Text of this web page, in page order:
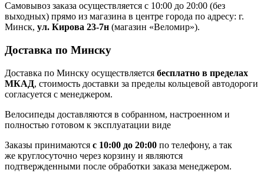
Самовывоз заказа осуществляется с 10:00 до 20:00 (без
выходных) прямо из магазина в центре города по адресу: г.
Минск, ул. Кирова 23-7н (магазин «Веломир»).
Доставка по Минску
Доставка по Минску осуществляется бесплатно в пределах
МКАД, стоимость доставки за пределы кольцевой автодороги
согласуется с менеджером.
Велосипеды доставляются в собранном, настроенном и
полностью готовом к эксплуатации виде
Заказы принимаются с 10:00 до 20:00 по телефону, а так
же круглосуточно через корзину и являются
подтвержденными после обработки заказа менеджером.